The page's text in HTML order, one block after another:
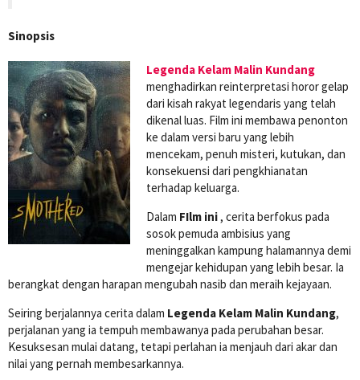
Sinopsis
Legenda Kelam Malin Kundang
menghadirkan reinterpretasi horor gelap
dari kisah rakyat legendaris yang telah
dikenal luas. Film ini membawa penonton
ke dalam versi baru yang lebih
mencekam, penuh misteri, kutukan, dan
konsekuensi dari pengkhianatan
terhadap keluarga.
Dalam FIlm ini, cerita berfokus pada
sosok pemuda ambisius yang
meninggalkan kampung halamannya demi
mengejar kehidupan yang lebih besar. Ia
berangkat dengan harapan mengubah nasib dan meraih kejayaan.
Seiring berjalannya cerita dalam Legenda Kelam Malin Kundang,
perjalanan yang ia tempuh membawanya pada perubahan besar.
Kesuksesan mulai datang, tetapi perlahan ia menjauh dari akar dan
nilai yang pernah membesarkannya.